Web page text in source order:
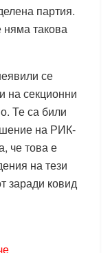
партия.
няма такова
се
на секционни
Те са били
на РИК-
че това е
на тези
заради ковид